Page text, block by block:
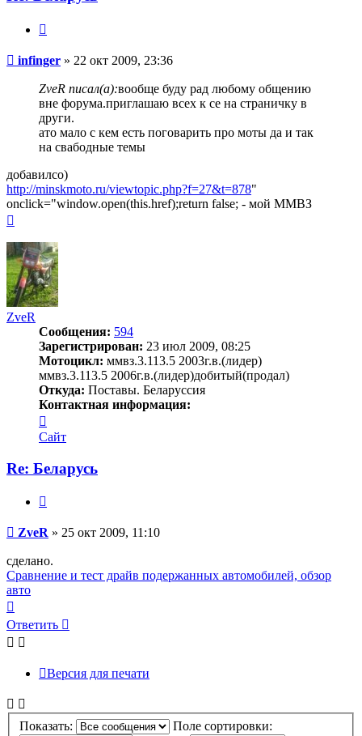
Сообщение
infinger » 22 окт 2009, 23:36
ZveR писал(а):вообще буду рад любому общению
вне форума.приглашаю всех к се на страничку в
други.
ато мало с кем есть поговарить про моты да и так
на свабодные темы
добавилсо)
http://minskmoto.ru/viewtopic.php?f=27&t=878"
onclick="window.open(this.href);return false; - мой ММВЗ
началу
ZveR
Сообщения: 594
Зарегистрирован: 23 июл 2009, 08:25
Мотоцикл: ммвз.3.113.5 2003г.в.(лидер)
ммвз.3.113.5 2006г.в.(лидер)добитый(продал)
Откуда: Поставы. Беларуссия
Контактная информация:
информация
пользователя
Сайт
Re: Беларусь
Сообщение
ZveR » 25 окт 2009, 11:10
сделано.
Сравнение и тест драйв подержанных автомобилей, обзор
авто
к
началу
Ответить
Версия для печати
Показать:
Поле сортировки: